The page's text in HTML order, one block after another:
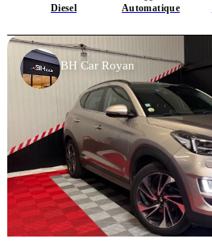
Diesel Automatique
BH Car Royan